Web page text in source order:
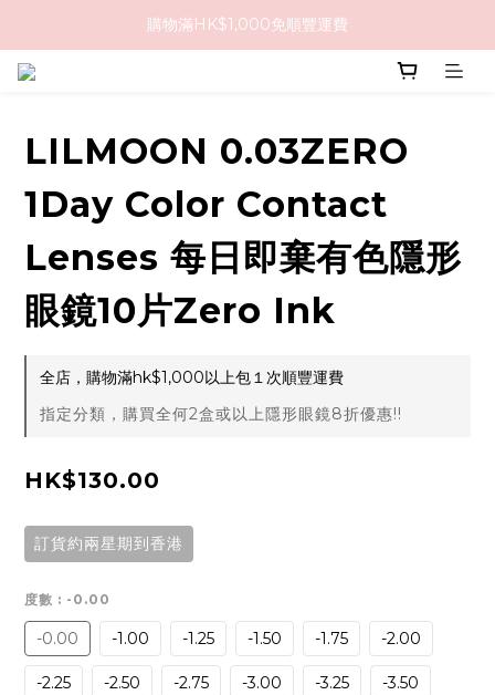
購物滿HK$1,000免順豐運費
購物滿HK$1,000免順豐運費
LILMOON 0.03ZERO
1Day Color Contact
Lenses 每日即棄有色隱形
眼鏡10片Zero Ink
全店，購物滿hk$1,000以上包１次順豐運費
指定分類，購買全何2盒或以上隱形眼鏡8折優惠!!
HK$130.00
訂貨約兩星期到香港
度數 : -0.00
-0.00 -1.00 -1.25 -1.50 -1.75 -2.00
-2.25 -2.50 -2.75 -3.00 -3.25 -3.50